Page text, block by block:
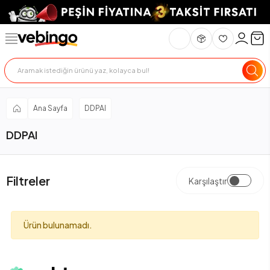
Ana Sayfa DDPAI
DDPAI
Filtreler Karşılaştır
Ürün bulunamadı.